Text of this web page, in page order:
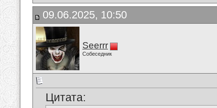
09.06.2025, 10:50
Seerrr
Собеседник
Цитата: